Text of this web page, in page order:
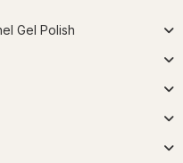
Gel Polish